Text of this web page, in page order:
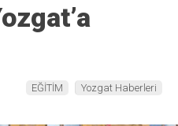
EĞİTİM Yozgat Haberleri